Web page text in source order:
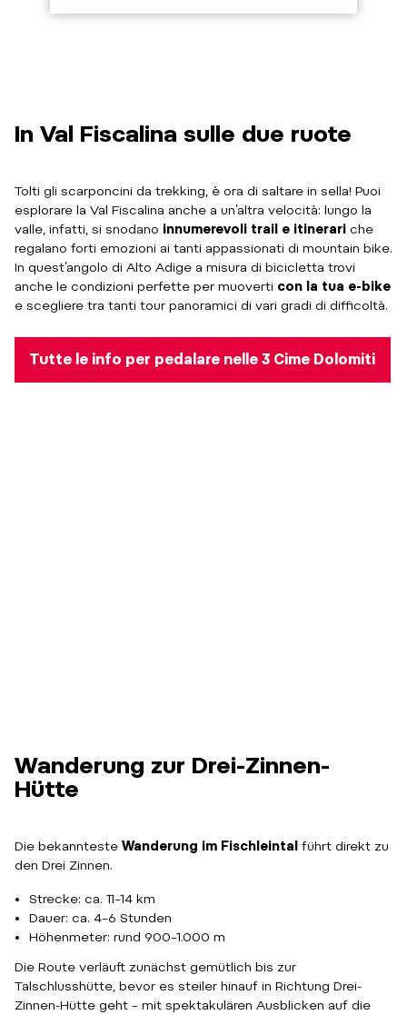
In Val Fiscalina sulle due ruote
Tolti gli scarponcini da trekking, è ora di saltare in sella! Puoi
esplorare la Val Fiscalina anche a un’altra velocità: lungo la
valle, infatti, si snodano innumerevoli trail e itinerari che
regalano forti emozioni ai tanti appassionati di mountain bike.
In quest’angolo di Alto Adige a misura di bicicletta trovi
anche le condizioni perfette per muoverti con la tua e-bike
e scegliere tra tanti tour panoramici di vari gradi di difficoltà.
Tutte le info per pedalare nelle 3 Cime Dolomiti
Wanderung zur Drei-Zinnen-
Hütte
Die bekannteste Wanderung im Fischleintal führt direkt zu
den Drei Zinnen.
Strecke: ca. 11–14 km
Dauer: ca. 4–6 Stunden
Höhenmeter: rund 900–1.000 m
Die Route verläuft zunächst gemütlich bis zur
Talschlusshütte, bevor es steiler hinauf in Richtung Drei-
Zinnen-Hütte geht – mit spektakulären Ausblicken auf die